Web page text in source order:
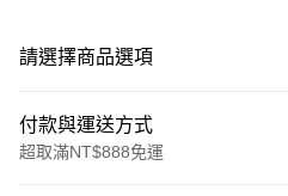
請選擇商品選項
付款與運送方式
超取滿NT$888免運